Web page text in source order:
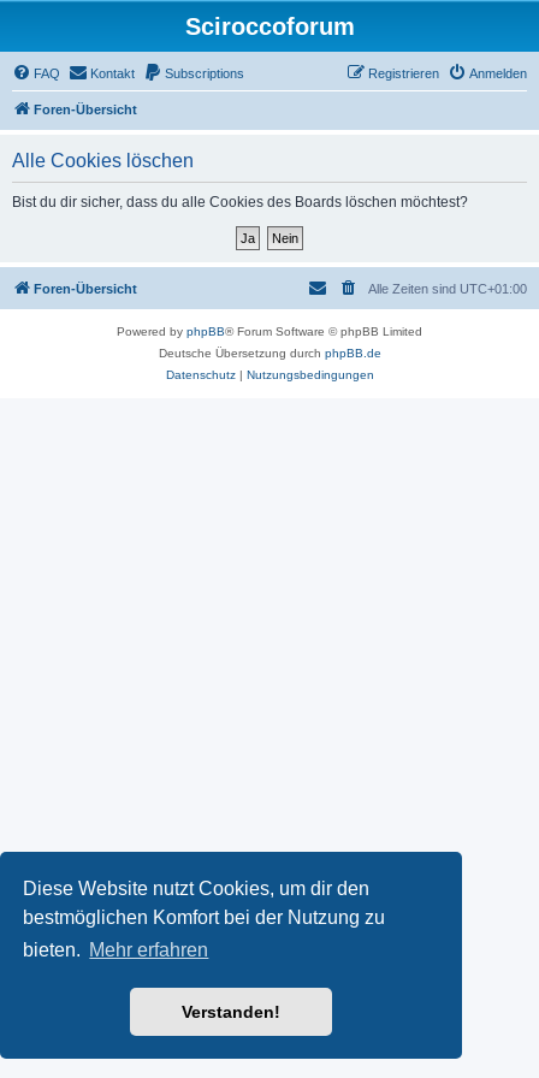
Diese Website nutzt Cookies, um dir den
bestmöglichen Komfort bei der Nutzung zu
bieten. Mehr erfahren
Verstanden!
Sciroccoforum
FAQ Kontakt Subscriptions Anmelden
Registrieren
Foren-Übersicht
Alle Cookies löschen
Bist du dir sicher, dass du alle Cookies des Boards löschen möchtest?
Foren-Übersicht Alle Zeiten sind UTC+01:00
Powered by phpBB® Forum Software © phpBB Limited
Deutsche Übersetzung durch phpBB.de
Datenschutz| Nutzungsbedingungen